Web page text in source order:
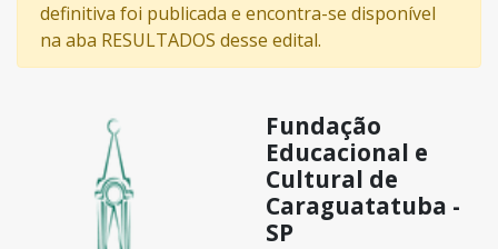
definitiva foi publicada e encontra-se disponível
na aba RESULTADOS desse edital.
Fundação
Educacional e
Cultural de
Caraguatatuba -
SP